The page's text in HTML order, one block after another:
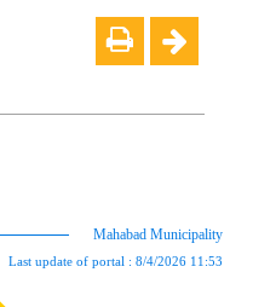
Mahabad Municipality
Last update of portal : 8/4/2026 11:53